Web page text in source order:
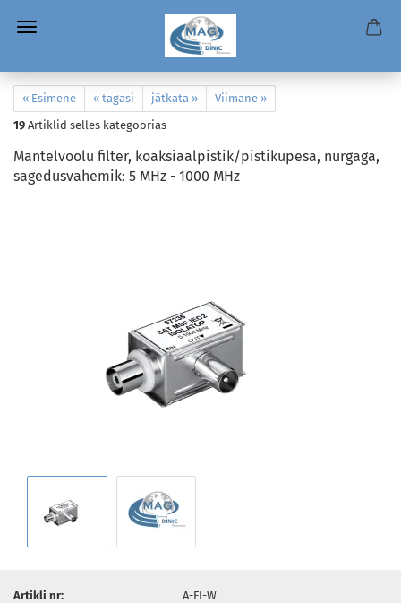
« Esimene « tagasi jätkata »
Viimane »
19 Artiklid selles kategoorias
Mantelvoolu filter, koaksiaalpistik/pistikupesa, nurgaga,
sagedusvahemik: 5 MHz - 1000 MHz
Artikli nr:
A-FI-W